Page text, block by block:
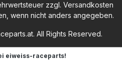
zzgl. Versandkosten
wenn nicht anders angegeben.
All Rights Reserved.
eiweiss-raceparts!